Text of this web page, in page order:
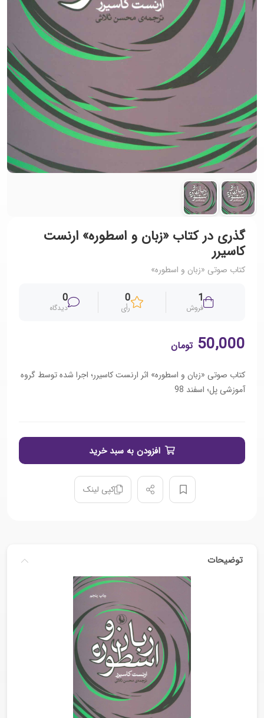
گذری در کتاب «زبان و اسطوره» ارنست
کاسیرر
کتاب صوتی «زبان و اسطوره»
1
فروش
0
رأی
0
دیدگاه
تومان50,000
کتاب صوتی «زبان و اسطوره» اثر ارنست کاسیرر؛ اجرا شده توسط گروه
آموزشی پل؛ اسفند 98
افزودن به سبد خرید
کپی لینک
توضیحات